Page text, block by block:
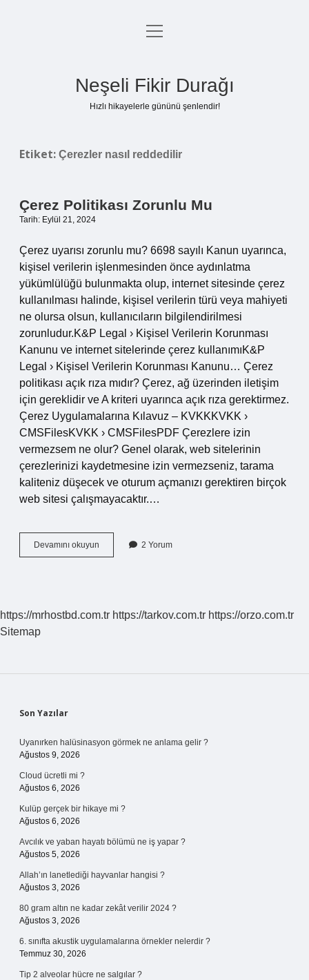
Anasayfa
menüyü
Neşeli Fikir Durağı
Hızlı hikayelerle gününü şenlendir!
Etiket: Çerezler nasıl reddedilir
Çerez Politikası Zorunlu Mu
Tarih: Eylül 21, 2024
Çerez uyarısı zorunlu mu? 6698 sayılı Kanun uyarınca,
kişisel verilerin işlenmesinden önce aydınlatma
yükümlülüğü bulunmakta olup, internet sitesinde çerez
kullanılması halinde, kişisel verilerin türü veya mahiyeti
ne olursa olsun, kullanıcıların bilgilendirilmesi
zorunludur.K&P ​​Legal › Kişisel Verilerin Korunması
Kanunu ve internet sitelerinde çerez kullanımıK&P
Legal › Kişisel Verilerin Korunması Kanunu… Çerez
politikası açık rıza mıdır? Çerez, ağ üzerinden iletişim
için gereklidir ve A kriteri uyarınca açık rıza gerektirmez.
Çerez Uygulamalarına Kılavuz – KVKKKVKK ›
CMSFilesKVKK › CMSFilesPDF Çerezlere izin
vermezsem ne olur? Genel olarak, web sitelerinin
çerezlerinizi kaydetmesine izin vermezseniz, tarama
kaliteniz düşecek ve oturum açmanızı gerektiren birçok
web sitesi çalışmayacaktır.…
Devamını okuyun
Politikası
2 Yorum
https://mrhostbd.com.tr https://tarkov.com.tr https://orzo.com.tr
Sitemap
Sidebar
Son Yazılar
Uyanırken halüsinasyon görmek ne anlama gelir ?
Ağustos 9, 2026
Cloud ücretli mi ?
Ağustos 6, 2026
Kulüp gerçek bir hikaye mi ?
Ağustos 6, 2026
Avcılık ve yaban hayatı bölümü ne iş yapar ?
Ağustos 5, 2026
Allah’ın lanetlediği hayvanlar hangisi ?
Ağustos 3, 2026
80 gram altın ne kadar zekât verilir 2024 ?
Ağustos 3, 2026
6. sınıfta akustik uygulamalarına örnekler nelerdir ?
Temmuz 30, 2026
Tip 2 alveolar hücre ne salgılar ?